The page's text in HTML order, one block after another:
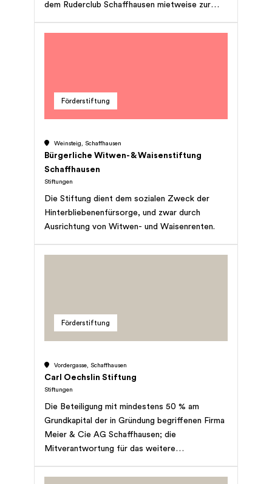
dem Ruderclub Schaffhausen mietweise zur
Förderstiftung
Weinsteig, Schaffhausen
Bürgerliche Witwen- & Waisenstiftung
Schaffhausen
Stiftungen
Die Stiftung dient dem sozialen Zweck der
Hinterbliebenenfürsorge, und zwar durch
Ausrichtung von Witwen- und Waisenrenten.
Förderstiftung
Vordergasse, Schaffhausen
Carl Oechslin Stiftung
Stiftungen
Die Beteiligung mit mindestens 50 % am
Grundkapital der in Gründung begriffenen Firma
Meier & Cie AG Schaffhausen; die
Mitverantwortung für das weitere
Unternehmens, die Förderung der